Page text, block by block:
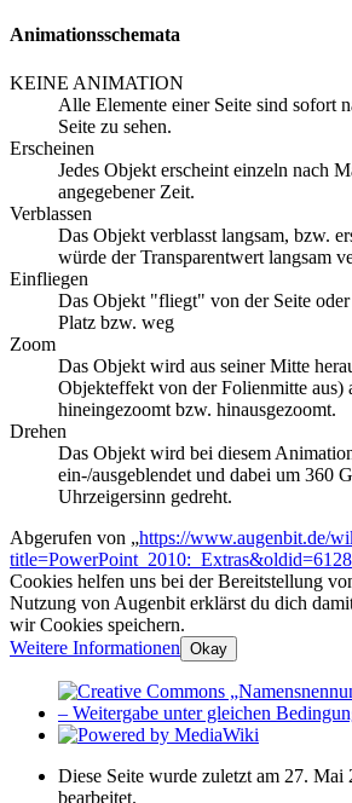
Animationsschemata
KEINE ANIMATION
Alle Elemente einer Seite sind sofort
Seite zu sehen.
Erscheinen
Jedes Objekt erscheint einzeln nach
angegebener Zeit.
Verblassen
Das Objekt verblasst langsam, bzw.
würde der Transparentwert langsam
Einfliegen
Das Objekt "fliegt" von der Seite oder
Platz bzw. weg
Zoom
Das Objekt wird aus seiner Mitte
Objekteffekt von der Folienmitte aus)
hineingezoomt bzw. hinausgezoomt.
Drehen
Das Objekt wird bei diesem
ein-/ausgeblendet und dabei um 360
Uhrzeigersinn gedreht.
Abgerufen von „https://www.augenbit.de/
title=PowerPoint_2010:_Extras&oldid=6128
Cookies helfen uns bei der Bereitstellung
Nutzung von Augenbit erklärst du dich
wir Cookies speichern.
Weitere Informationen Okay
Diese Seite wurde zuletzt am 27.
bearbeitet.